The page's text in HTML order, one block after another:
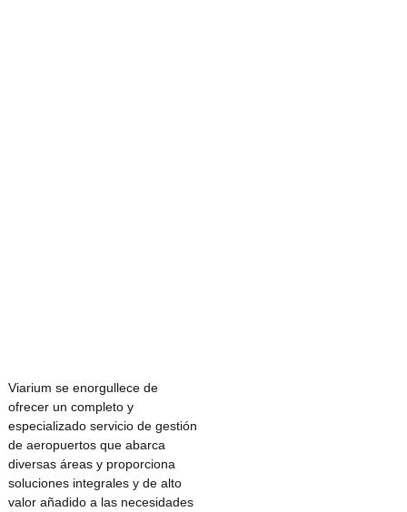
Viarium se enorgullece de
ofrecer un completo y
especializado servicio de gestión
de aeropuertos que abarca
diversas áreas y proporciona
soluciones integrales y de alto
valor añadido a las necesidades